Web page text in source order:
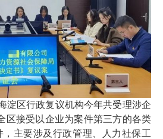
区行政复议机构今年共受理涉企
区接受以企业为案件第三方的各类
主要涉及行政管理、人力社保工